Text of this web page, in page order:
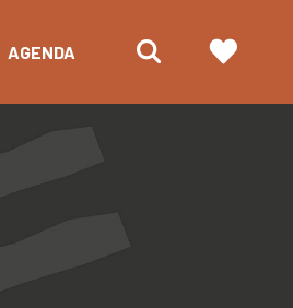
AGENDA